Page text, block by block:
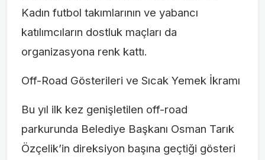
Kadın futbol takımlarının ve yabancı
katılımcıların dostluk maçları da
organizasyona renk kattı.
Off-Road Gösterileri ve Sıcak Yemek İkramı
Bu yıl ilk kez genişletilen off-road
parkurunda Belediye Başkanı Osman Tarık
Özçelik’in direksiyon başına geçtiği gösteri